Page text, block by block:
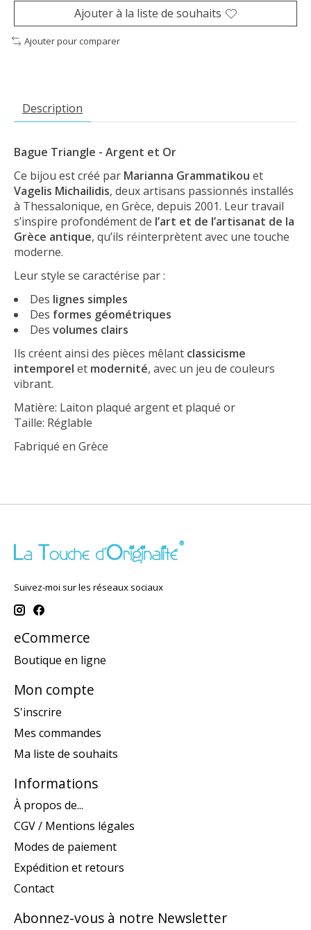
Ajouter à la liste de souhaits
Ajouter pour comparer
Description
Bague Triangle - Argent et Or
Ce bijou est créé par Marianna Grammatikou et
Vagelis Michailidis, deux artisans passionnés installés
à Thessalonique, en Grèce, depuis 2001. Leur travail
s’inspire profondément de l’art et de l’artisanat de la
Grèce antique, qu’ils réinterprètent avec une touche
moderne.
Leur style se caractérise par :
Des lignes simples
Des formes géométriques
Des volumes clairs
Ils créent ainsi des pièces mêlant classicisme
intemporel et modernité, avec un jeu de couleurs
vibrant.
Matière: Laiton plaqué argent et plaqué or
Taille: Réglable
Fabriqué en Grèce
Suivez-moi sur les réseaux sociaux
eCommerce
Boutique en ligne
Mon compte
S'inscrire
Mes commandes
Ma liste de souhaits
Informations
À propos de...
CGV / Mentions légales
Modes de paiement
Expédition et retours
Contact
Abonnez-vous à notre Newsletter